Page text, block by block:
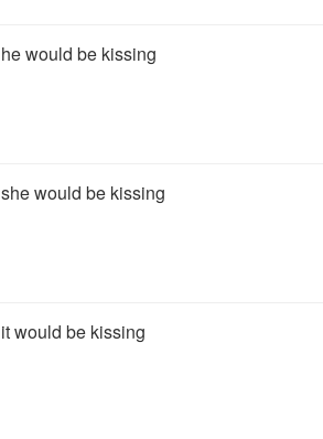
he would be kissing
she would be kissing
it would be kissing